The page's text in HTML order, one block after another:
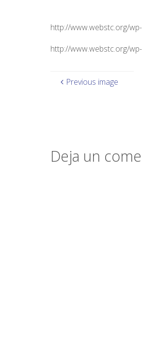
http://www.webstc.org/
http://www.webstc.org/
Previous image
Deja un